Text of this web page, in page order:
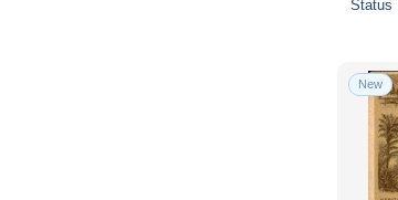
Status
New